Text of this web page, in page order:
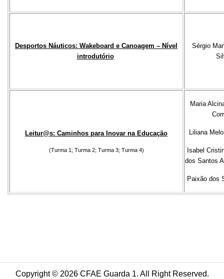
Desportos Náuticos: Wakeboard e Canoagem – Nível
introdutório
Sérgio
Leitur@s: Caminhos para Inovar na Educação
(Turma 1; Turma 2; Turma 3; Turma 4)
Maria
Liliana
Isabel
dos Santos
Paixão dos
Copyright © 2026 CFAE Guarda 1. All Right Reserved.